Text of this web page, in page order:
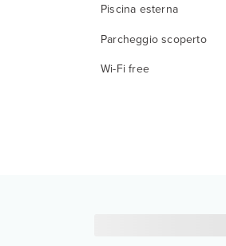
Piscina esterna
Parcheggio scoperto
Wi-Fi free